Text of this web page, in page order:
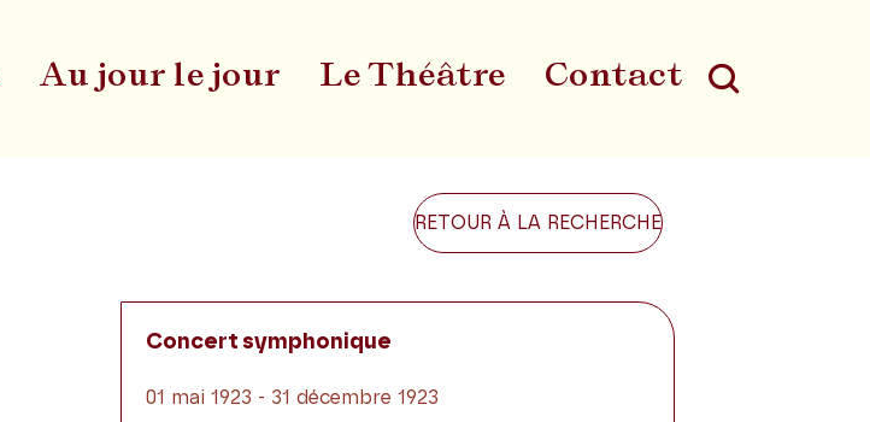
Au jour le jour Le Théâtre Contact
Au
RETOUR À LA RECHERCHE
Concert symphonique
01 mai 1923 - 31 décembre 1923